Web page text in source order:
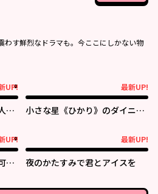
わす鮮烈なドラマも。今ここにしかない物
UP!
と
最新UP!
小さな星《ひかり》のダイニン
UP!
愛
最新UP!
夜のかたすみで君とアイスを